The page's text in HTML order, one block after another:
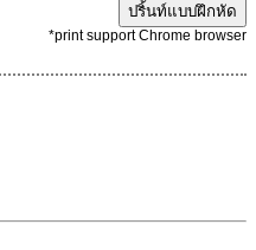
ปริ้นท์แบบฝึกหัด
*print support Chrome browser